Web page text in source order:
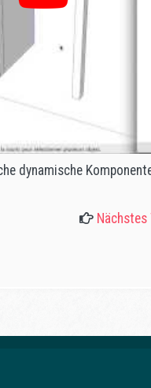
dynamische
Nächstes